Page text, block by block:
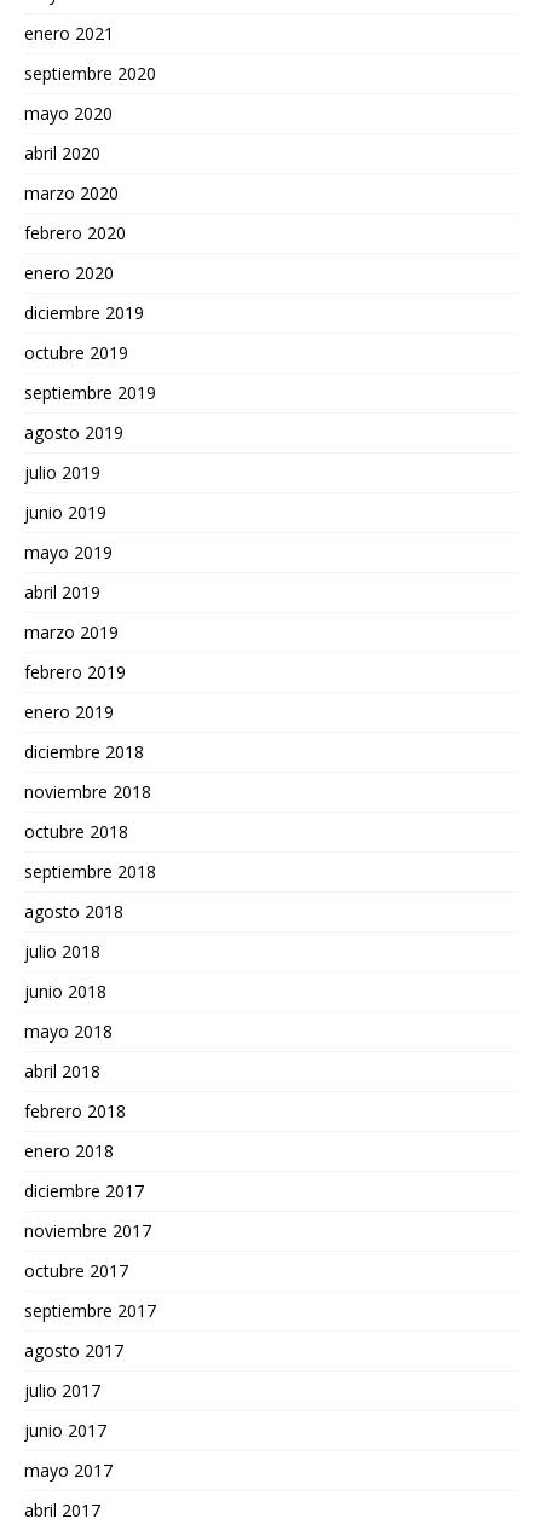
enero 2021
septiembre 2020
mayo 2020
abril 2020
marzo 2020
febrero 2020
enero 2020
diciembre 2019
octubre 2019
septiembre 2019
agosto 2019
julio 2019
junio 2019
mayo 2019
abril 2019
marzo 2019
febrero 2019
enero 2019
diciembre 2018
noviembre 2018
octubre 2018
septiembre 2018
agosto 2018
julio 2018
junio 2018
mayo 2018
abril 2018
febrero 2018
enero 2018
diciembre 2017
noviembre 2017
octubre 2017
septiembre 2017
agosto 2017
julio 2017
junio 2017
mayo 2017
abril 2017